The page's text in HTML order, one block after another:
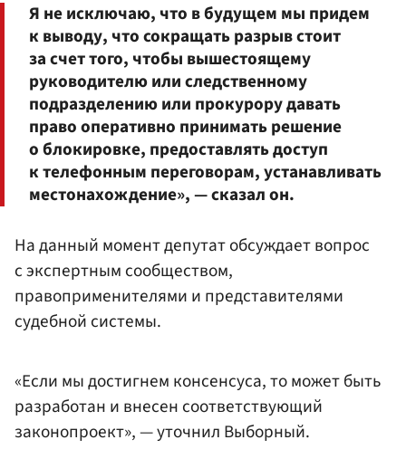
Я не исключаю, что в будущем мы придем
к выводу, что сокращать разрыв стоит
за счет того, чтобы вышестоящему
руководителю или следственному
подразделению или прокурору давать
право оперативно принимать решение
о блокировке, предоставлять доступ
к телефонным переговорам, устанавливать
местонахождение», — сказал он.
На данный момент депутат обсуждает вопрос
с экспертным сообществом,
правоприменителями и представителями
судебной системы.
«Если мы достигнем консенсуса, то может быть
разработан и внесен соответствующий
законопроект», — уточнил Выборный.